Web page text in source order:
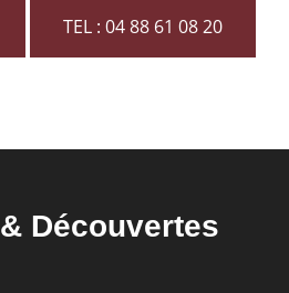
TEL : 04 88 61 08 20
&Découvertes